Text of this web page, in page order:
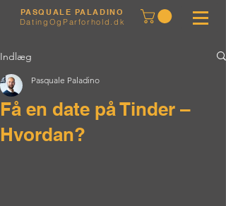
PASQUALE PALADINO
DatingOgParforhold.dk
Indlæg
Få en date på Tinder –
Hvordan?
Pasquale Paladino